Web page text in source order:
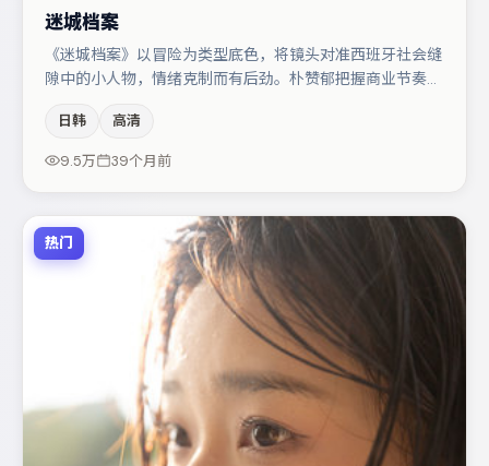
迷城档案
《迷城档案》以冒险为类型底色，将镜头对准西班牙社会缝
隙中的小人物，情绪克制而有后劲。朴赞郁把握商业节奏的
河正宇的对手戏构成全片情感锚点，朱一龙则以细节塑造推
动谜题层层揭开。整体完成度较高，适合周末一口气追完。
日韩 高清
9.5万 39个月前
热门